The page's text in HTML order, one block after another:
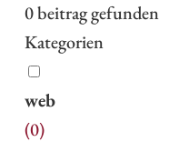
0beitrag gefunden
Kategorien
web
(0)